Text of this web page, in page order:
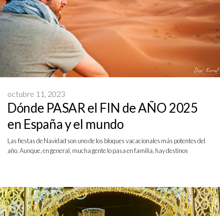
Dónde PASAR el FIN de AÑO 2025
en España y el mundo
octubre 11, 2023
Las fiestas de Navidad son uno de los bloques vacacionales más potentes del
año. Aunque, en general, mucha gente lo pasa en familia, hay destinos